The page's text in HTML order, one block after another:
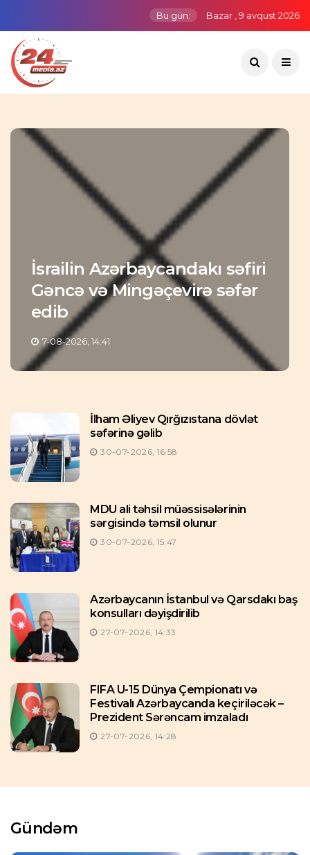
Bu gün: Bazar , 9 avqust 2026
İsrailin Azərbaycandakı səfiri
Gəncə və Mingəçevirə səfər
edib
7-08-2026, 14:41
İlham Əliyev Qırğızıstana dövlət
səfərinə gəlib
30-07-2026, 16:58
MDU ali təhsil müəssisələrinin
sərgisində təmsil olunur
30-07-2026, 15:47
Azərbaycanın İstanbul və Qarsdakı baş
konsulları dəyişdirilib
27-07-2026, 14:33
FIFA U-15 Dünya Çempionatı və
Festivalı Azərbaycanda keçiriləcək –
Prezident Sərəncam imzaladı
27-07-2026, 14:28
Gündəm